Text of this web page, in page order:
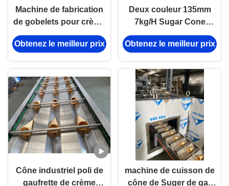
Machine de fabrication
de gobelets pour crème
glacée Gobelets cône
OEM Gobelets
Obtenez le meilleur prix
Deux couleur 135mm
7kg/H Sugar Cone
Making Machine
Obtenez le meilleur prix
Cône industriel poli de
gaufrette de crème
machine de cuisson de
cône de Suger de gaz